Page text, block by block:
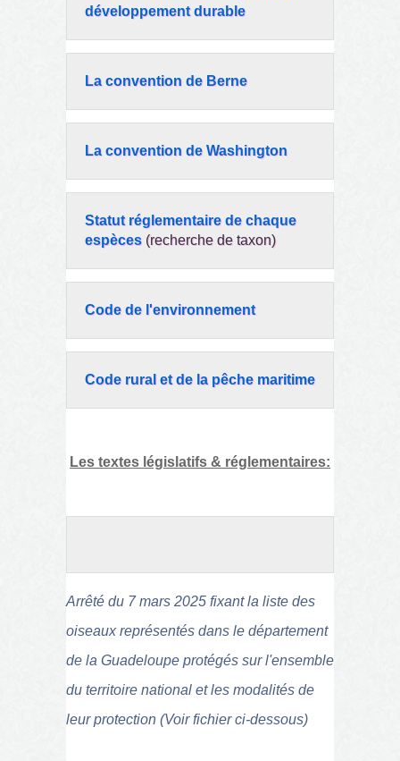
développement durable
La convention de Berne
La convention de Washington
Statut réglementaire de chaque
espèces (recherche de taxon)
Code de l'environnement
Code rural et de la pêche maritime
Les textes législatifs & réglementaires:
Arrêté du 7 mars 2025 fixant la liste des
oiseaux représentés dans le département
de la Guadeloupe protégés sur l'ensemble
du territoire national et les modalités de
leur protection (Voir fichier ci-dessous)